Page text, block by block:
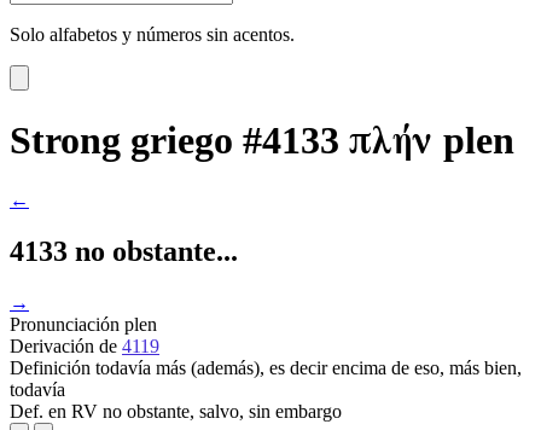
Solo alfabetos y números sin acentos.
Strong griego #4133 πλήν plen
←
4133 no obstante...
→
Pronunciación plen
Derivación de 4119
Definición todavía más (además), es decir encima de eso, más bien,
todavía
Def. en RV no obstante, salvo, sin embargo